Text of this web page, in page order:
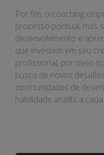
Por fim, o coaching
processo pontual, mas
desenvolvimento e
que investem em seu
profissional, por meio
busca de novos
oportunidades de
habilidade analítica